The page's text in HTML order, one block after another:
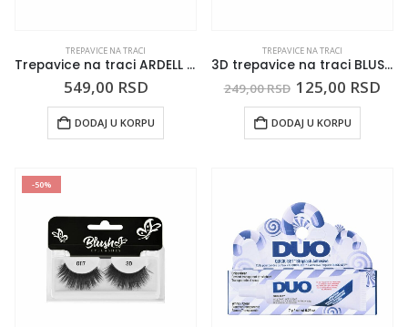
TREPAVICE NA TRACI
Trepavice na traci ARDELL Studio Effects Demi Wispies
549,00 RSD
DODAJ U KORPU
TREPAVICE NA TRACI
3D trepavice na traci BLUSH 0110
249,00RSD 125,00 RSD
DODAJ U KORPU
-50%